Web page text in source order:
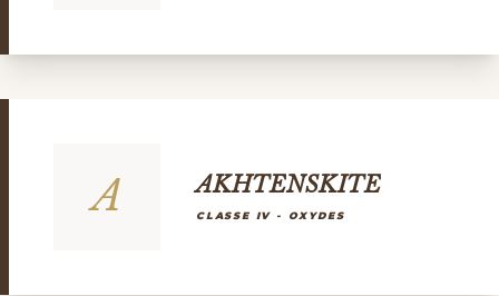
A AKHTENSKITE
CLASSE IV - OXYDES